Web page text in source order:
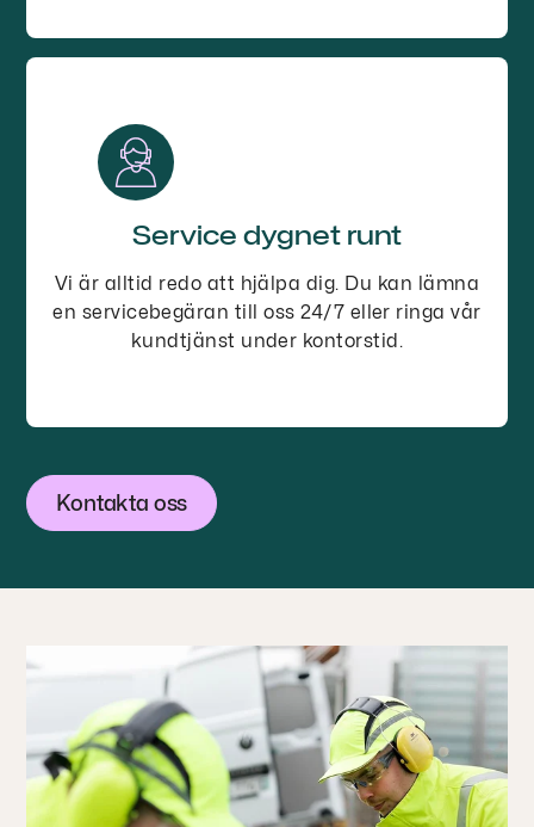
Service dygnet runt
Vi är alltid redo att hjälpa dig. Du kan lämna
en servicebegäran till oss 24/7 eller ringa vår
kundtjänst under kontorstid.
Kontakta oss